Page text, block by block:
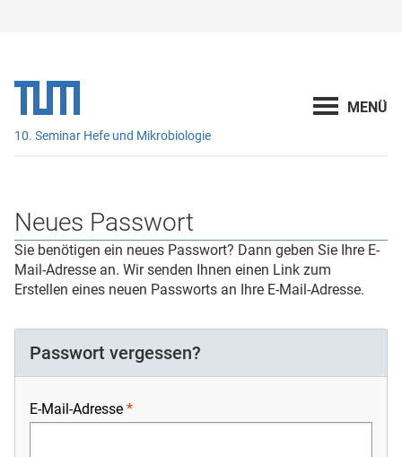
10. Seminar Hefe und Mikrobiologie
Neues Passwort
Sie benötigen ein neues Passwort? Dann geben Sie Ihre E-
Mail-Adresse an. Wir senden Ihnen einen Link zum
Erstellen eines neuen Passworts an Ihre E-Mail-Adresse.
Passwort vergessen?
E-Mail-Adresse